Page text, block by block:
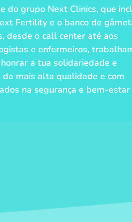
do grupo Next Clinics, que
Fertility e o banco de
desde o call center até aos
e enfermeiros,
a tua solidariedade e
mais alta qualidade e com
na segurança e bem-estar